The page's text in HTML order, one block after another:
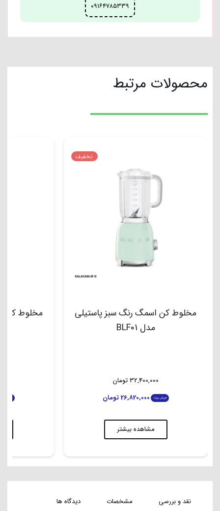
۰۹۱۶۴۷۸۵۳۳۹
محصولات مرتبط
تخفیف
مخلوط کن اسمگ رنگ سبز پاستیلی
مدل BLF01
32,400,000 تومان
فروش ویژه 26,820,000 تومان
مشاهده بیشتر
مخلوط کن
فروش
نقد و بررسی مشخصات دیدگاه ها